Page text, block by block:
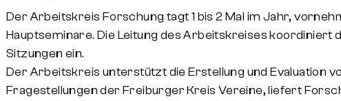
Der Arbeitskreis Forschung tagt 1 bis 2 Mal im Jahr,
Hauptseminare. Die Leitung des Arbeitskreises koordiniert
Sitzungen ein.
Der Arbeitskreis unterstützt die Erstellung und Evaluation
Fragestellungen der Freiburger Kreis Vereine, liefert
Mitglieder
Mitgliedsvereine